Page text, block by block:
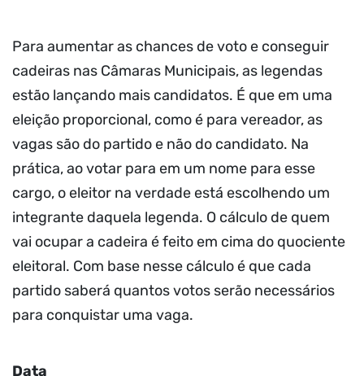
Para aumentar as chances de voto e conseguir
cadeiras nas Câmaras Municipais, as legendas
estão lançando mais candidatos. É que em uma
eleição proporcional, como é para vereador, as
vagas são do partido e não do candidato. Na
prática, ao votar para em um nome para esse
cargo, o eleitor na verdade está escolhendo um
integrante daquela legenda. O cálculo de quem
vai ocupar a cadeira é feito em cima do quociente
eleitoral. Com base nesse cálculo é que cada
partido saberá quantos votos serão necessários
para conquistar uma vaga.
Data